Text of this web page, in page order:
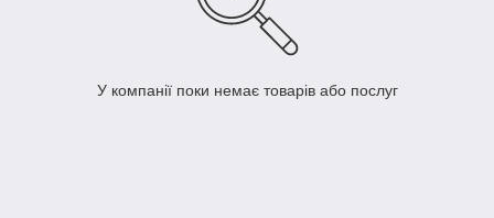
У компанії поки немає товарів або послуг